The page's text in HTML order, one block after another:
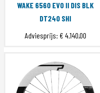
WAKE 6560 EVO II DIS BLK
DT240 SHI
Adviesprijs: € 4.140,00